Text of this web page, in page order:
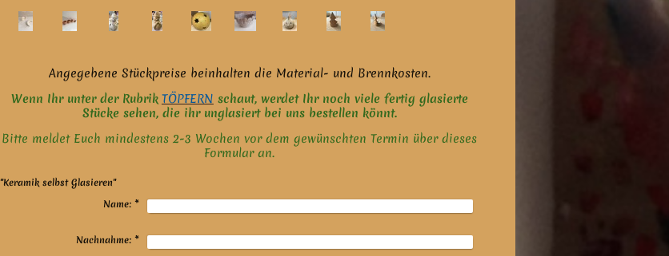
Angegebene Stückpreise beinhalten die Material- und Brennkosten.
Wenn Ihr unter der Rubrik TÖPFERN schaut, werdet Ihr noch viele fertig glasierte
Stücke sehen, die ihr unglasiert bei uns bestellen könnt.
Bitte meldet Euch mindestens 2-3 Wochen vor dem gewünschten Termin über dieses
Formular an.
"Keramik selbst Glasieren"
Name:*
Nachnahme:*